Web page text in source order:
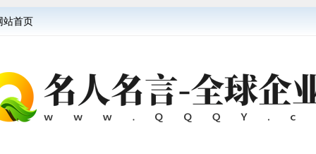
站首页